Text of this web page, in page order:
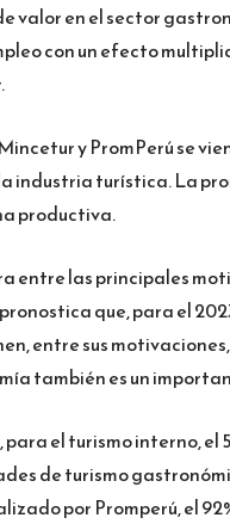
valor en el sector
con un efecto
y PromPerú se
industria turística. La
productiva.
entre las principales
que, para el
entre sus
también es un
el turismo interno, el
de turismo
por Promperú, el